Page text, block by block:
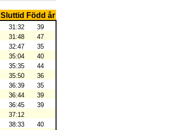
Sluttid Född år
31:32
39
31:48
47
32:47
35
35:04
40
35:35
44
35:50
36
36:39
35
36:44
39
36:45
39
37:12
38:33
40